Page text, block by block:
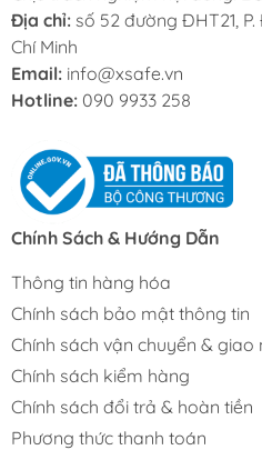
Địa chỉ: số 52 đường ĐHT21,
Chí Minh
Email: info@xsafe.vn
Hotline: 090 9933 258
Chính Sách & Hướng Dẫn
Thông tin hàng hóa
Chính sách bảo mật thông tin
Chính sách vận chuyển & giao
Chính sách kiểm hàng
Chính sách đổi trả & hoàn tiền
Phương thức thanh toán